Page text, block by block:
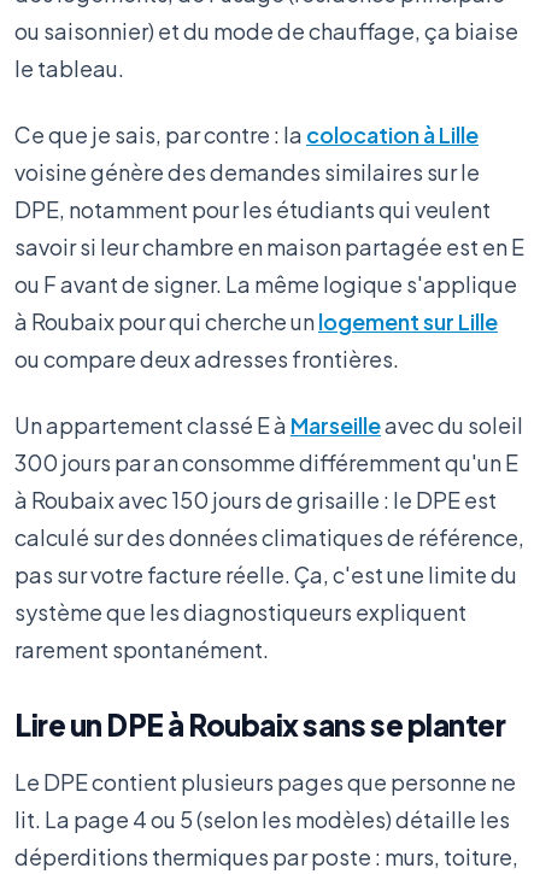
ou saisonnier) et du mode de chauffage, ça biaise
le tableau.
Ce que je sais, par contre : la colocation à Lille
voisine génère des demandes similaires sur le
DPE, notamment pour les étudiants qui veulent
savoir si leur chambre en maison partagée est en E
ou F avant de signer. La même logique s'applique
à Roubaix pour qui cherche unlogement sur Lille
ou compare deux adresses frontières.
Un appartement classé E à Marseilleavec du soleil
300 jours par an consomme différemment qu'un E
à Roubaix avec 150 jours de grisaille : le DPE est
calculé sur des données climatiques de référence,
pas sur votre facture réelle. Ça, c'est une limite du
système que les diagnostiqueurs expliquent
rarement spontanément.
Lire un DPE à Roubaix sans se planter
Le DPE contient plusieurs pages que personne ne
lit. La page 4 ou 5 (selon les modèles) détaille les
déperditions thermiques par poste : murs, toiture,